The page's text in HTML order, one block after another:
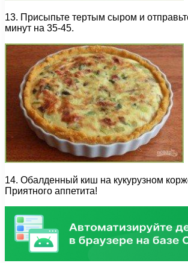
13. Присыпьте тертым сыром и
минут на 35-45.
14. Обалденный киш на кукурузном
Приятного аппетита!